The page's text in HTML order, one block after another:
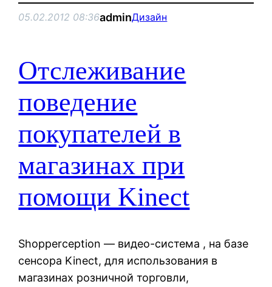
05.02.2012 08:36adminДизайн
Отслеживание
поведение
покупателей в
магазинах при
помощи Kinect
Shopperception — видео-система , на базе
сенсора Kinect, для использования в
магазинах розничной торговли,